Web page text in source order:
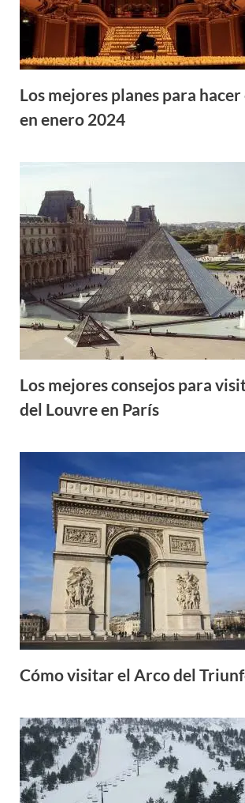
Los mejores planes para
en enero 2024
Los mejores consejos para
del Louvre en París
Cómo visitar el Arco del